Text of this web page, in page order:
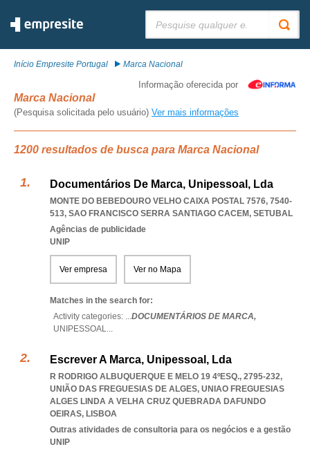
Início Empresite Portugal Marca Nacional
Informação oferecida por
Marca Nacional
(Pesquisa solicitada pelo usuário) Ver mais informações
1200 resultados de busca para Marca Nacional
Documentários De Marca, Unipessoal, Lda
MONTE DO BEBEDOURO VELHO CAIXA POSTAL 7576, 7540-
513, SAO FRANCISCO SERRA SANTIAGO CACEM, SETUBAL
Agências de publicidade
UNIP
Ver empresa Ver no Mapa
Matches in the search for:
Activity categories: ...DOCUMENTÁRIOS DE MARCA,
UNIPESSOAL...
Escrever A Marca, Unipessoal, Lda
R RODRIGO ALBUQUERQUE E MELO 19 4ºESQ., 2795-232,
UNIÃO DAS FREGUESIAS DE ALGES, UNIAO FREGUESIAS
ALGES LINDA A VELHA CRUZ QUEBRADA DAFUNDO
OEIRAS, LISBOA
Outras atividades de consultoria para os negócios e a gestão
UNIP